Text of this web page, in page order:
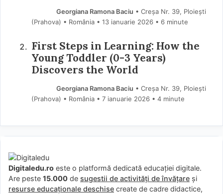
Georgiana Ramona Baciu • Creșa Nr. 39, Ploiești
(Prahova) • România
13 ianuarie 2026 • 6 minute
First Steps in Learning: How the
Young Toddler (0-3 Years)
Discovers the World
Georgiana Ramona Baciu • Creșa Nr. 39, Ploiești
(Prahova) • România
7 ianuarie 2026 • 4 minute
Digitaledu.ro este o platformă dedicată educației digitale.
Are peste 15.000 de sugestii de activități de învățare și
resurse educaționale deschise create de cadre didactice,